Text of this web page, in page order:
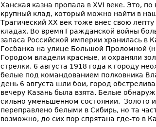
Ханская казна пропала в XVI веке. Это,
крупный клад, который можно найти в
Трагический XX век тоже внес свою
кладах. Во время Гражданской войны
запаса Российской империи хранилась в
Госбанка на улице Большой Проломной
Городом владели красные, и охраняли
стрелки. 6 августа 1918 года к городу
белые под командованием полковника
день 6 августа шли бои, город
вечеру Казань была взята. Белые
сильно уменьшенном состоянии. Золото
переправлено белыми в Сибирь, но та
возможно, до сих пор спрятана где-то в